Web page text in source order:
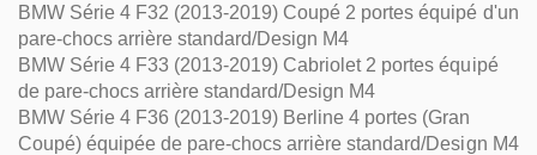
BMW Série 4 F32 (2013-2019) Coupé 2 portes équipé d'un
pare-chocs arrière standard/Design M4
BMW Série 4 F33 (2013-2019) Cabriolet 2 portes équipé
de pare-chocs arrière standard/Design M4
BMW Série 4 F36 (2013-2019) Berline 4 portes (Gran
Coupé) équipée de pare-chocs arrière standard/Design M4